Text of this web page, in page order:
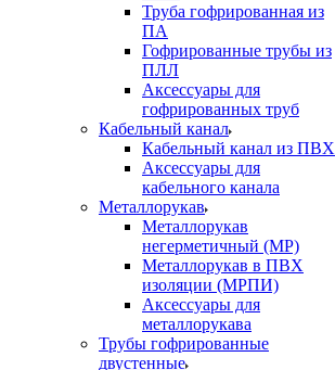
Труба гофрированная из
ПА
Гофрированные трубы из
ПЛЛ
Аксессуары для
гофрированных труб
Кабельный канал
Кабельный канал из ПВХ
Аксессуары для
кабельного канала
Металлорукав
Металлорукав
негерметичный (МР)
Металлорукав в ПВХ
изоляции (МРПИ)
Аксессуары для
металлорукава
Трубы гофрированные
двустенные